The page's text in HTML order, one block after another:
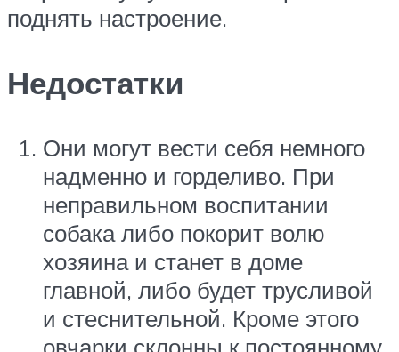
поднять настроение.
Недостатки
Они могут вести себя немного
надменно и горделиво. При
неправильном воспитании
собака либо покорит волю
хозяина и станет в доме
главной, либо будет трусливой
и стеснительной. Кроме этого